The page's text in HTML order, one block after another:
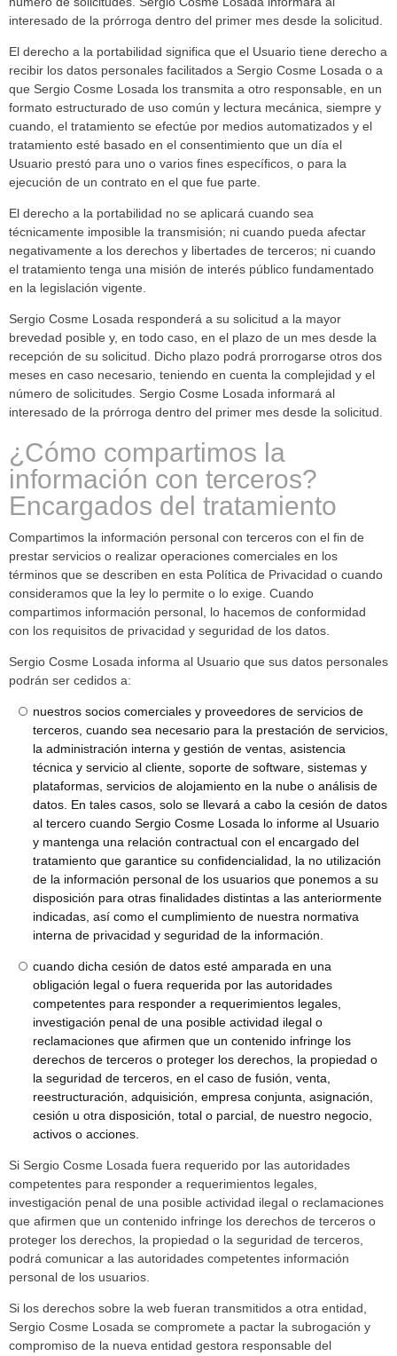
interesado de la prórroga dentro del primer mes desde la solicitud.
El derecho a la portabilidad significa que el Usuario tiene derecho a
recibir los datos personales facilitados a Sergio Cosme Losada o a
que Sergio Cosme Losada los transmita a otro responsable, en un
formato estructurado de uso común y lectura mecánica, siempre y
cuando, el tratamiento se efectúe por medios automatizados y el
tratamiento esté basado en el consentimiento que un día el
Usuario prestó para uno o varios fines específicos, o para la
ejecución de un contrato en el que fue parte.
El derecho a la portabilidad no se aplicará cuando sea
técnicamente imposible la transmisión; ni cuando pueda afectar
negativamente a los derechos y libertades de terceros; ni cuando
el tratamiento tenga una misión de interés público fundamentado
en la legislación vigente.
Sergio Cosme Losada responderá a su solicitud a la mayor
brevedad posible y, en todo caso, en el plazo de un mes desde la
recepción de su solicitud. Dicho plazo podrá prorrogarse otros dos
meses en caso necesario, teniendo en cuenta la complejidad y el
número de solicitudes. Sergio Cosme Losada informará al
interesado de la prórroga dentro del primer mes desde la solicitud.
¿Cómo compartimos la
información con terceros?
Encargados del tratamiento
Compartimos la información personal con terceros con el fin de
prestar servicios o realizar operaciones comerciales en los
términos que se describen en esta Política de Privacidad o cuando
consideramos que la ley lo permite o lo exige. Cuando
compartimos información personal, lo hacemos de conformidad
con los requisitos de privacidad y seguridad de los datos.
Sergio Cosme Losada informa al Usuario que sus datos personales
podrán ser cedidos a:
nuestros socios comerciales y proveedores de servicios de
terceros, cuando sea necesario para la prestación de servicios,
la administración interna y gestión de ventas, asistencia
técnica y servicio al cliente, soporte de software, sistemas y
plataformas, servicios de alojamiento en la nube o análisis de
datos. En tales casos, solo se llevará a cabo la cesión de datos
al tercero cuando Sergio Cosme Losada lo informe al Usuario
y mantenga una relación contractual con el encargado del
tratamiento que garantice su confidencialidad, la no utilización
de la información personal de los usuarios que ponemos a su
disposición para otras finalidades distintas a las anteriormente
indicadas, así como el cumplimiento de nuestra normativa
interna de privacidad y seguridad de la información.
cuando dicha cesión de datos esté amparada en una
obligación legal o fuera requerida por las autoridades
competentes para responder a requerimientos legales,
investigación penal de una posible actividad ilegal o
reclamaciones que afirmen que un contenido infringe los
derechos de terceros o proteger los derechos, la propiedad o
la seguridad de terceros, en el caso de fusión, venta,
reestructuración, adquisición, empresa conjunta, asignación,
cesión u otra disposición, total o parcial, de nuestro negocio,
activos o acciones.
Si Sergio Cosme Losada fuera requerido por las autoridades
competentes para responder a requerimientos legales,
investigación penal de una posible actividad ilegal o reclamaciones
que afirmen que un contenido infringe los derechos de terceros o
proteger los derechos, la propiedad o la seguridad de terceros,
podrá comunicar a las autoridades competentes información
personal de los usuarios.
Si los derechos sobre la web fueran transmitidos a otra entidad,
Sergio Cosme Losada se compromete a pactar la subrogación y
compromiso de la nueva entidad gestora responsable del